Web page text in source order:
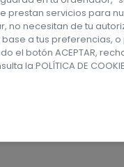
denuncia
servicios para
necesitan de tu
a tus preferencias,
botón ACEPTAR,
laPOLÍTICA DE